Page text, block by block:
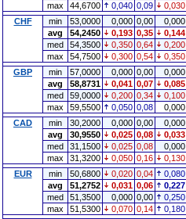
max
44,6700 0,040 0,09 0,030
CHF
min 53,0000 0,000 0,00 0,000
avg
54,2450 0,193 0,35 0,144
med
54,3500 0,350 0,64 0,200
max
54,7500 0,300 0,54 0,350
GBP
min 57,0000 0,000 0,00 0,000
avg
58,8731 0,041 0,07 0,085
med
59,0000 0,200 0,34 0,100
max
59,5500 0,050 0,08 0,000
CAD
min 30,2000 0,000 0,00 0,000
avg
30,9550 0,025 0,08 0,033
med
31,1500 0,025 0,08 0,000
max
31,3200 0,050 0,16 0,130
EUR
min 50,6800 0,020 0,04 0,080
avg
51,2752 0,031 0,06 0,227
med
51,3500 0,000 0,00 0,250
max
51,5300 0,070 0,14 0,180